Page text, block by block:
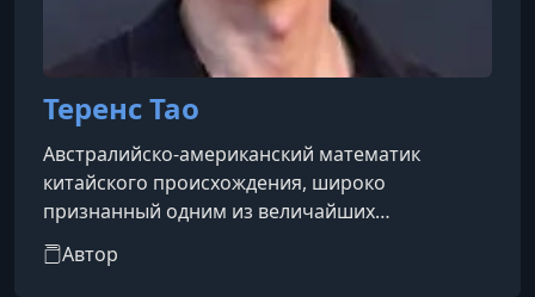
Теренс Тао
Австралийско-американский математик
китайского происхождения, широко
признанный одним из величайших
математиков современности. Тао проявил
выдающиеся способности к математике с
Автор